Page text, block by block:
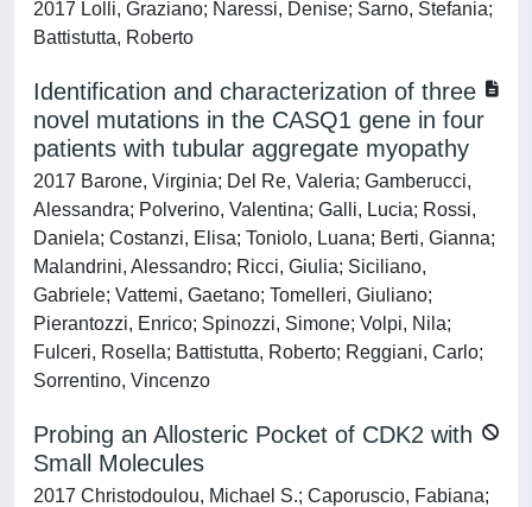
2017 Lolli, Graziano; Naressi, Denise; Sarno, Stefania;
Battistutta, Roberto
Identification and characterization of three
novel mutations in the CASQ1 gene in four
patients with tubular aggregate myopathy
2017 Barone, Virginia; Del Re, Valeria; Gamberucci,
Alessandra; Polverino, Valentina; Galli, Lucia; Rossi,
Daniela; Costanzi, Elisa; Toniolo, Luana; Berti, Gianna;
Malandrini, Alessandro; Ricci, Giulia; Siciliano,
Gabriele; Vattemi, Gaetano; Tomelleri, Giuliano;
Pierantozzi, Enrico; Spinozzi, Simone; Volpi, Nila;
Fulceri, Rosella; Battistutta, Roberto; Reggiani, Carlo;
Sorrentino, Vincenzo
Probing an Allosteric Pocket of CDK2 with
Small Molecules
2017 Christodoulou, Michael S.; Caporuscio, Fabiana;